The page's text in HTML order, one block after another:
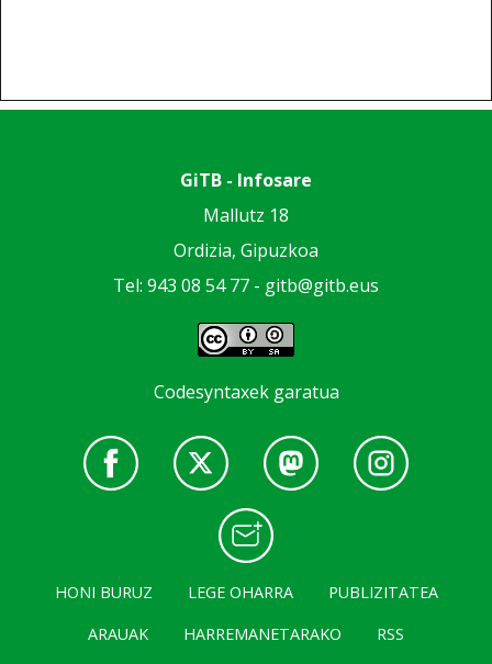
GiTB - Infosare
Mallutz 18
Ordizia, Gipuzkoa
Tel: 943 08 54 77 - gitb@gitb.eus
Codesyntaxek garatua
HONI BURUZ LEGE OHARRA
PUBLIZITATEA
ARAUAK
HARREMANETARAKO RSS